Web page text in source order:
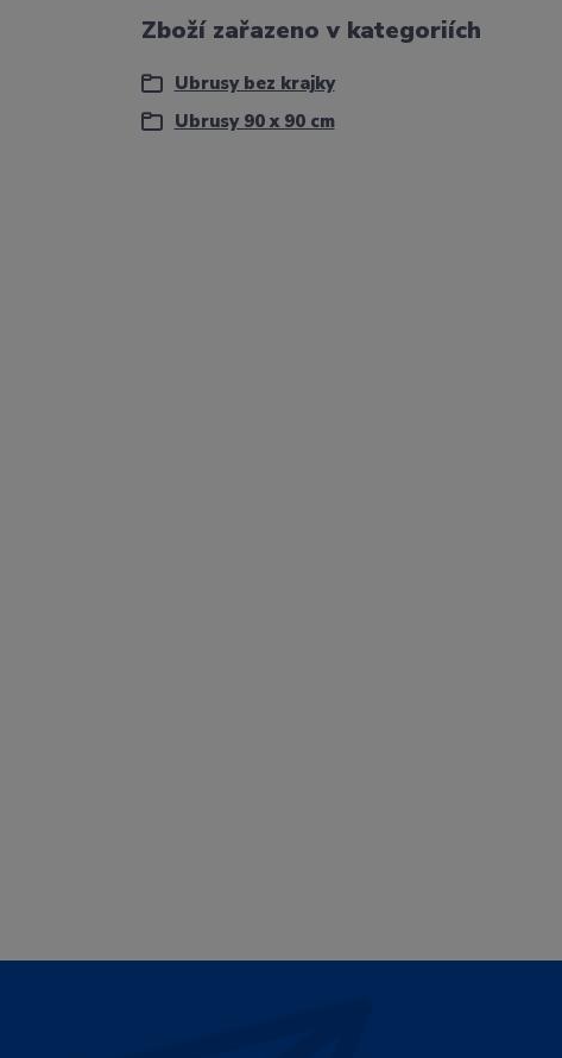
Zboží zařazeno v kategoriích
Ubrusy bez krajky
Ubrusy 90 x 90 cm